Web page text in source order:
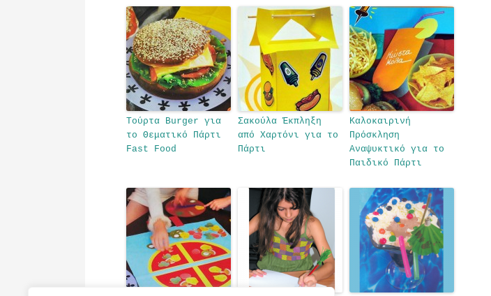
Τούρτα Burger για
το Θεματικό Πάρτι
Fast Food
Σακούλα Έκπληξη
από Χαρτόνι για το
Πάρτι
Καλοκαιρινή
Πρόσκληση
Αναψυκτικό για το
Παιδικό Πάρτι